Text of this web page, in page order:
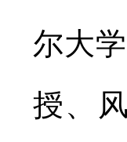
尔大
授、